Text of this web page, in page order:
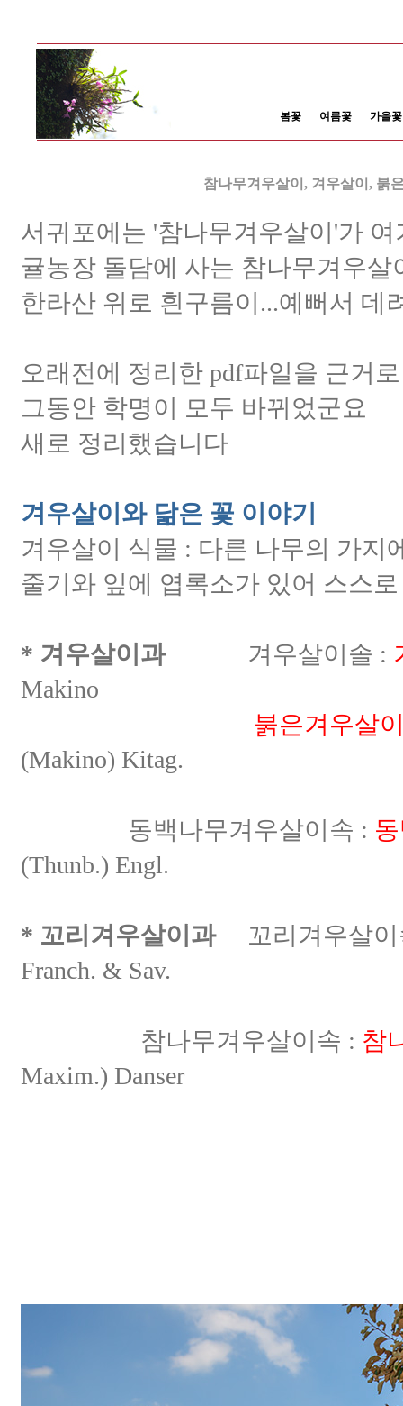
봄꽃 여름꽃 가을꽃
참나무겨우살이, 겨우살이, 붉
서귀포에는 '참나무겨우살이'가
귤농장 돌담에 사는 참나무겨우살
한라산 위로 흰구름이...예뻐서 데
오래전에 정리한 pdf파일을 근거
그동안 학명이 모두 바뀌었군요
새로 정리했습니다
겨우살이와 닮은 꽃 이야기
겨우살이 식물 : 다른 나무의 가지
줄기와 잎에 엽록소가 있어 스스
* 겨우살이과겨우살이솔 :
Makino
붉은겨우살
(Makino) Kitag.
동백나무겨우살이속 :
(Thunb.) Engl.
* 꼬리겨우살이과꼬리겨우살이
Franch. & Sav.
참나무겨우살이속 : 참
Maxim.) Danser